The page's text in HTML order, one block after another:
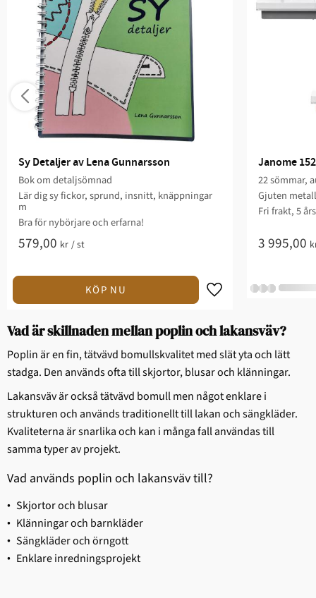
Sy Detaljer av Lena Gunnarsson
Bok om detaljsömnad
Lär dig sy fickor, sprund, insnitt, knäppningar
m
Bra för nybörjare och erfarna!
579,00 kr /st
Janome
22 sömmar,
Gjuten
Fri frakt, 5
3 995,00
Vad är skillnaden mellan poplin och lakansväv?
Poplin är en fin, tätvävd bomullskvalitet med slät yta och lätt
stadga. Den används ofta till skjortor, blusar och klänningar.
Lakansväv är också tätvävd bomull men något enklare i
strukturen och används traditionellt till lakan och sängkläder.
Kvaliteterna är snarlika och kan i många fall användas till
samma typer av projekt.
Vad används poplin och lakansväv till?
Skjortor och blusar
Klänningar och barnkläder
Sängkläder och örngott
Enklare inredningsprojekt